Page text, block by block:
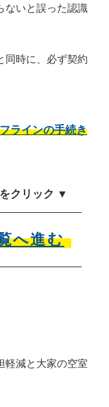
ないと誤った認識
同時に、必ず契約
ラインの手続き
クリック ▼
へ進む
軽減と大家の空室